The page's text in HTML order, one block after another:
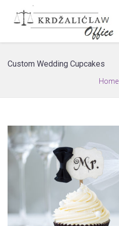
Custom Wedding Cupcakes
Home